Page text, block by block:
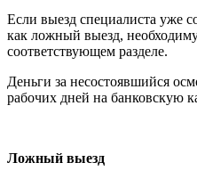
Если выезд специалиста уже
как ложный выезд,
соответствующем разделе.
Деньги за несостоявшийся
рабочих дней на банковскую
Ложный выезд